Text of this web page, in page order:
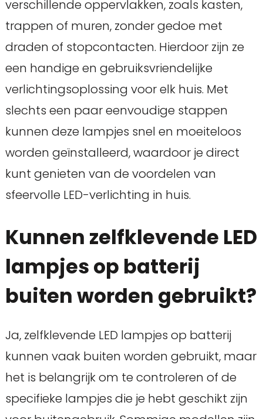
verschillende oppervlakken, zoals kasten,
trappen of muren, zonder gedoe met
draden of stopcontacten. Hierdoor zijn ze
een handige en gebruiksvriendelijke
verlichtingsoplossing voor elk huis. Met
slechts een paar eenvoudige stappen
kunnen deze lampjes snel en moeiteloos
worden geïnstalleerd, waardoor je direct
kunt genieten van de voordelen van
sfeervolle LED-verlichting in huis.
Kunnen zelfklevende LED
lampjes op batterij
buiten worden gebruikt?
Ja, zelfklevende LED lampjes op batterij
kunnen vaak buiten worden gebruikt, maar
het is belangrijk om te controleren of de
specifieke lampjes die je hebt geschikt zijn